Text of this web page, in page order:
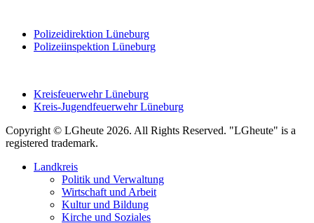
Polizeidirektion Lüneburg
Polizeiinspektion Lüneburg
Kreisfeuerwehr Lüneburg
Kreis-Jugendfeuerwehr Lüneburg
Copyright © LGheute 2026. All Rights Reserved. "LGheute" is a
registered trademark.
Landkreis
Politik und Verwaltung
Wirtschaft und Arbeit
Kultur und Bildung
Kirche und Soziales